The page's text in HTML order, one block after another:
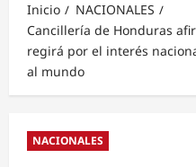
Inicio
NACIONALES
Cancillería de Honduras
regirá por el interés
al mundo
NACIONALES